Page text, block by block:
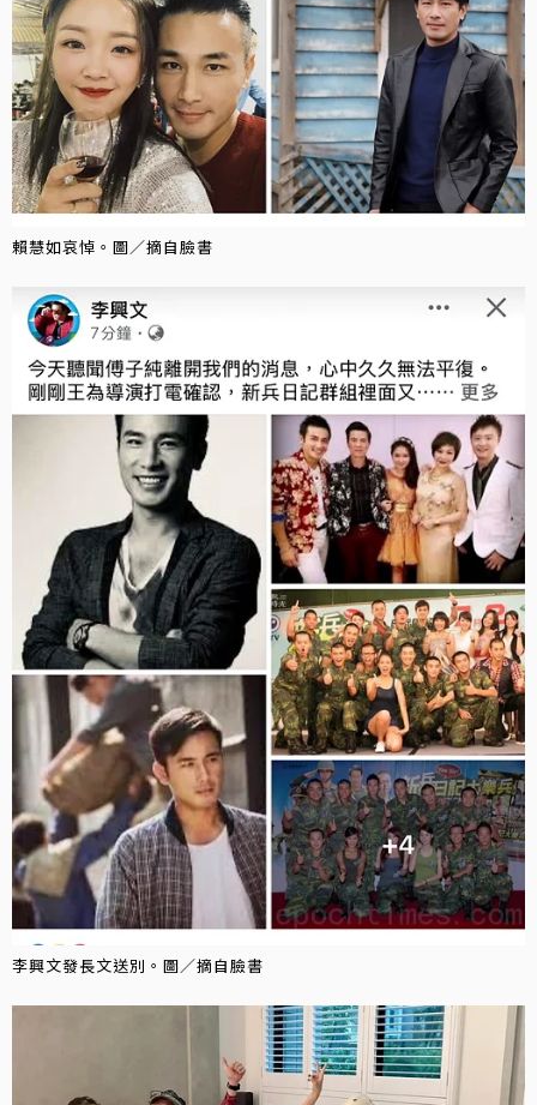
賴慧如哀悼。圖／摘自臉書
李興文發長文送別。圖／摘自臉書